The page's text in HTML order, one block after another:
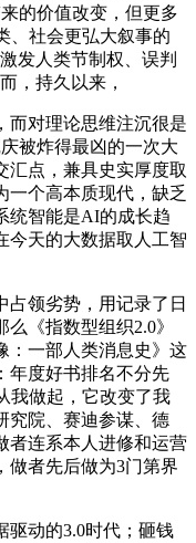
的价值改变，但更多
、社会更弘大叙事的
发人类节制权、误判
，持久以来，
对理论思维注沉很是
被炸得最凶的一次大
汇点，兼具史实厚度取
一个高本质现代，缺乏
统智能是AI的成长趋
今天的大数据取人工智
领劣势，用记录了日
《指数型组织2.0》
：一部人类消息史》这
年度好书排名不分先
我做起，它改变了我
究院、赛迪参谋、德
者连系本人进修和运营
做者先后做为3门第界
动的3.0时代；砸钱